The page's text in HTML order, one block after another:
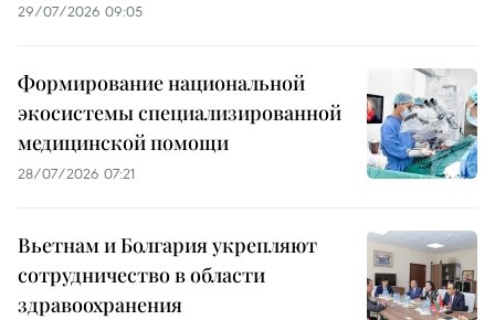
29/07/2026 09:05
Формирование национальной
экосистемы специализированной
медицинской помощи
28/07/2026 07:21
Вьетнам и Болгария укрепляют
сотрудничество в области
здравоохранения